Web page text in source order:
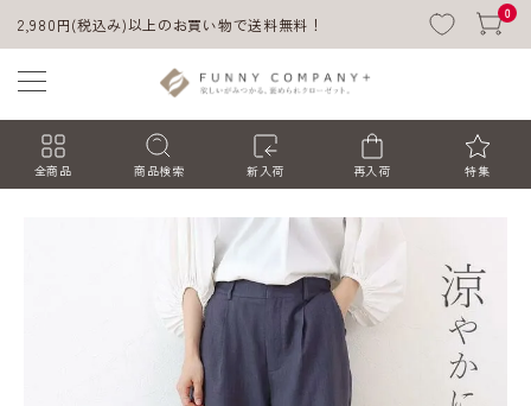
2,980円(税込み)以上のお買い物で送料無料！
0
全商品 商品検索 新入荷 再入荷 特集